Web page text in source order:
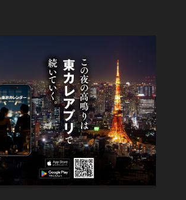
最強の新店。 Vol.13
社交場として進化する東京の
み。いま注目の個性派ストリ
5軒
プロの
あのプ